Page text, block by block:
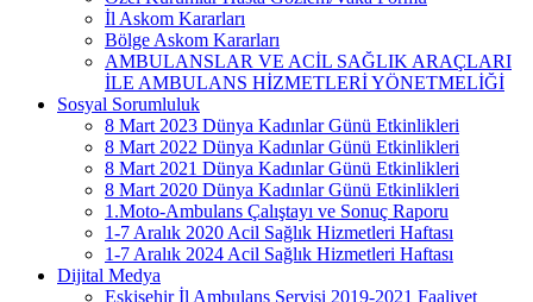
İl Askom Kararları
Bölge Askom Kararları
AMBULANSLAR VE ACİL SAĞLIK ARAÇLARI
İLE AMBULANS HİZMETLERİ YÖNETMELİĞİ
Sosyal Sorumluluk
8 Mart 2023 Dünya Kadınlar Günü Etkinlikleri
8 Mart 2022 Dünya Kadınlar Günü Etkinlikleri
8 Mart 2021 Dünya Kadınlar Günü Etkinlikleri
8 Mart 2020 Dünya Kadınlar Günü Etkinlikleri
1.Moto-Ambulans Çalıştayı ve Sonuç Raporu
1-7 Aralık 2020 Acil Sağlık Hizmetleri Haftası
1-7 Aralık 2024 Acil Sağlık Hizmetleri Haftası
Dijital Medya
Eskişehir İl Ambulans Servisi 2019-2021 Faaliyet